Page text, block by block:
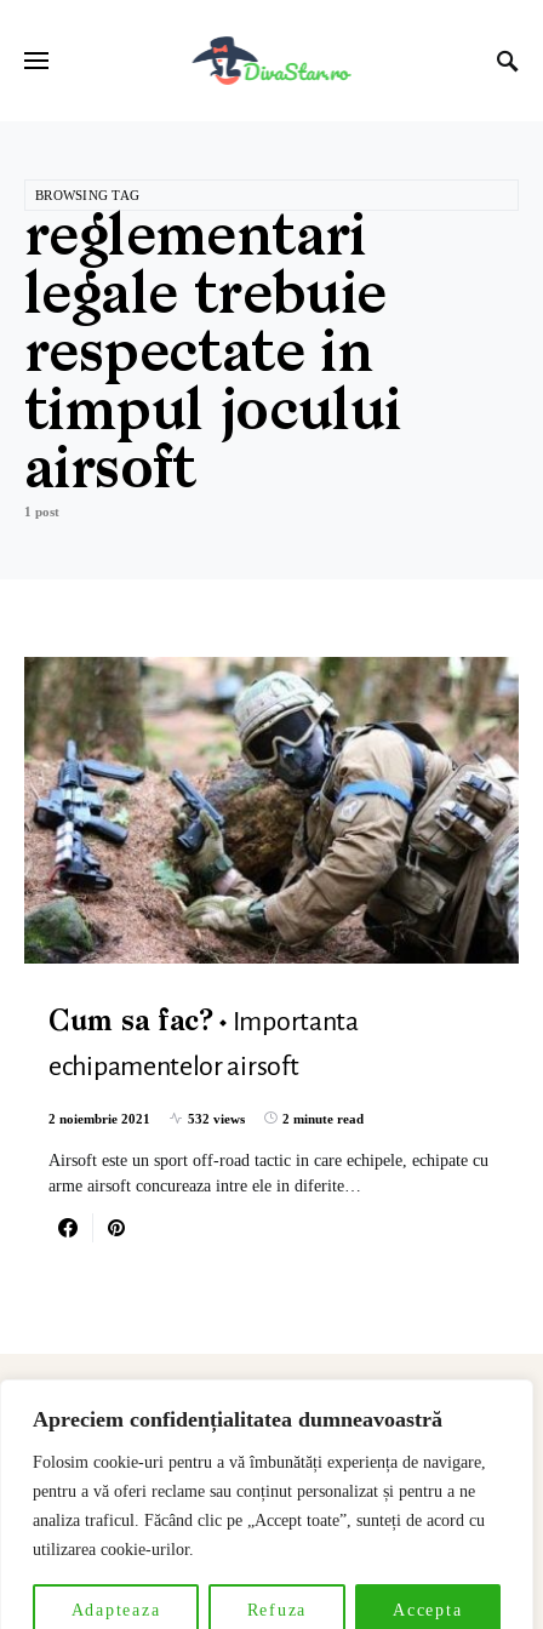
Apreciem confidențialitatea dumneavoastră
Folosim cookie-uri pentru a vă îmbunătăți experiența de navigare,
pentru a vă oferi reclame sau conținut personalizat și pentru a ne
analiza traficul. Făcând clic pe „Accept toate”, sunteți de acord cu
utilizarea cookie-urilor.
Adapteaza Refuza Accepta
BROWSING TAG
reglementari
legale trebuie
respectate in
timpul jocului
airsoft
1 post
Cum sa fac?
Importanta
echipamentelor airsoft
2 noiembrie 2021 532 views 2 minute read
Airsoft este un sport off-road tactic in care echipele, echipate cu
arme airsoft concureaza intre ele in diferite…